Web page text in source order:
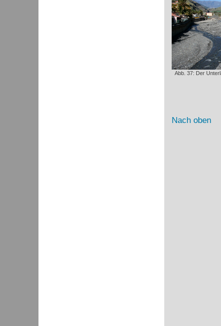
Abb. 37: Der
Nach oben